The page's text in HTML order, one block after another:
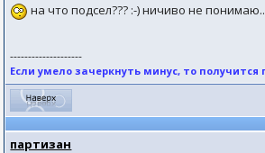
на что подсел??? :-) ничиво не
--------------------
Если умело зачеркнуть минус, то получится
партизан